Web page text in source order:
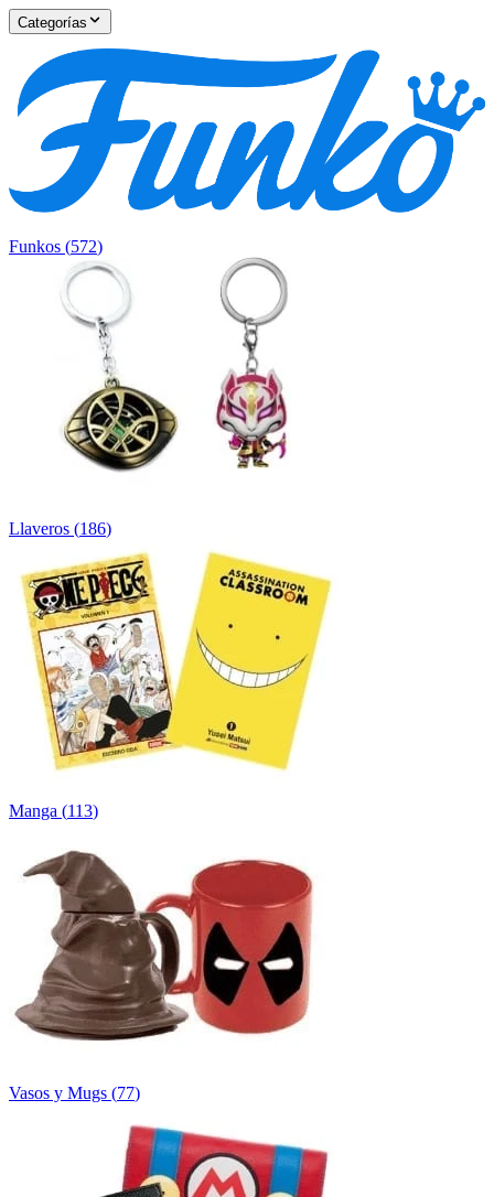
Categorías
Funkos (572)
Llaveros (186)
Manga (113)
Vasos y Mugs (77)